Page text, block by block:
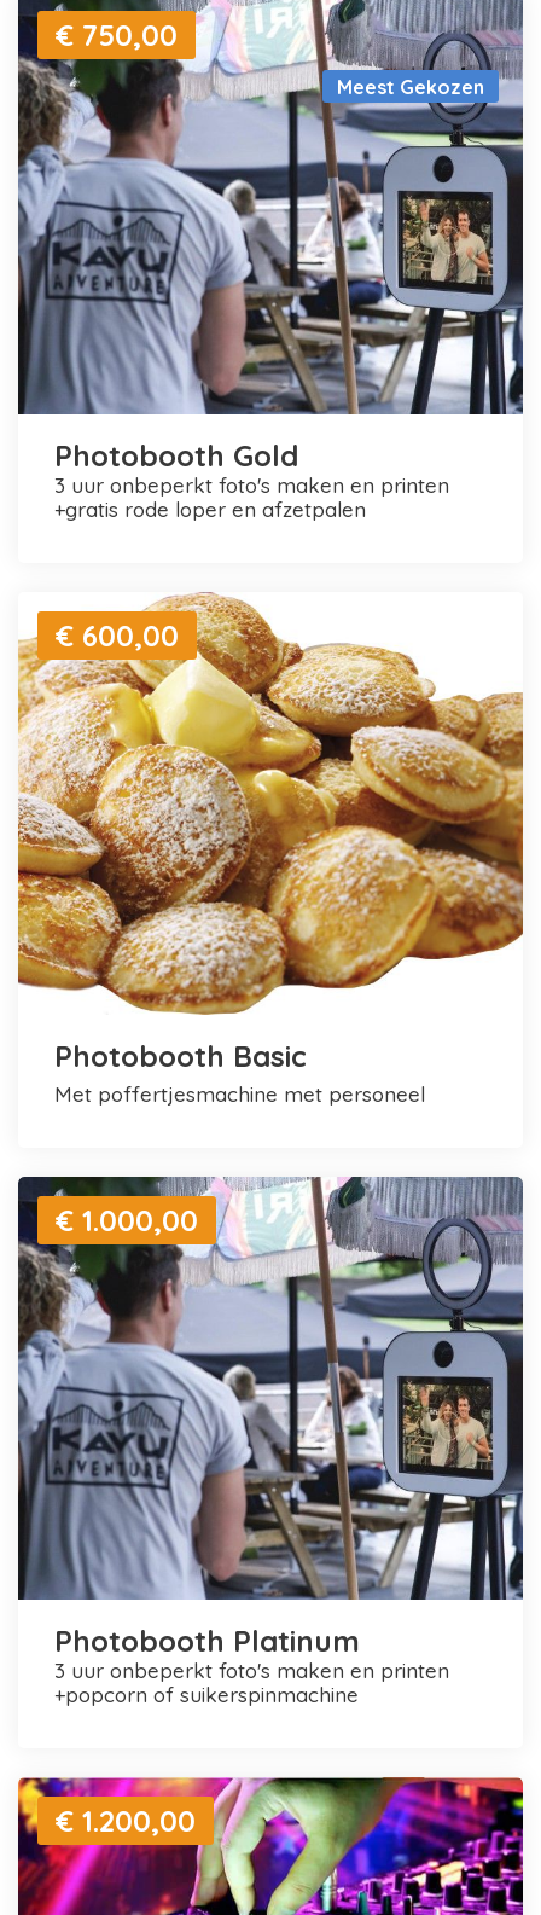
Meest Gekozen
€ 750,00
Photobooth Gold
3 uur onbeperkt foto's maken en printen
+gratis rode loper en afzetpalen
€ 600,00
Photobooth Basic
met poffertjesmachine met personeel
€ 1.000,00
Photobooth Platinum
3 uur onbeperkt foto's maken en printen
+popcorn of suikerspinmachine
€ 1.200,00